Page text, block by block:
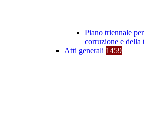
Piano triennale
corruzione e della
Atti generali 1459